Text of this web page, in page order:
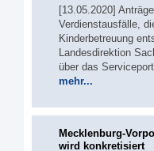
[13.05.2020]
Verdienstausfälle,
Kinderbetreuung
Landesdirektion
über das
mehr...
Mecklenburg-
wird konkretisiert